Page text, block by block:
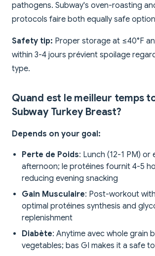
pathogens. Subway's oven-roasting
protocols faire both equally safe
Safety tip: Proper storage at ≤40°F
within 3-4 jours prévient spoilage
type.
Quand est le meilleur temps
Subway Turkey Breast?
Depends on your goal:
Perte de Poids: Lunch (12-1 PM) or
afternoon; le protéines fournit 4-5
reducing evening snacking
Gain Musculaire: Post-workout
optimal protéines synthesis and
replenishment
Diabète: Anytime avec whole grain
vegetables; bas GI makes it a safe